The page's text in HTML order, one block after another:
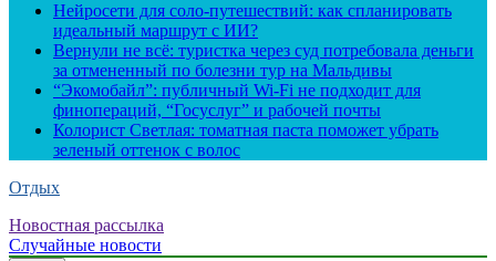
Нейросети для соло-путешествий: как спланировать
идеальный маршрут с ИИ?
Вернули не всё: туристка через суд потребовала деньги
за отмененный по болезни тур на Мальдивы
“Экомобайл”: публичный Wi-Fi не подходит для
финопераций, “Госуслуг” и рабочей почты
Колорист Светлая: томатная паста поможет убрать
зеленый оттенок с волос
Отдых
Новостная рассылка
Случайные новости